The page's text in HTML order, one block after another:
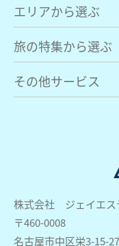
株式会社 ジェイエス
〒460-0008
名古屋市中区栄3-15-
エリアから選ぶ
旅の特集から選ぶ
その他サービス